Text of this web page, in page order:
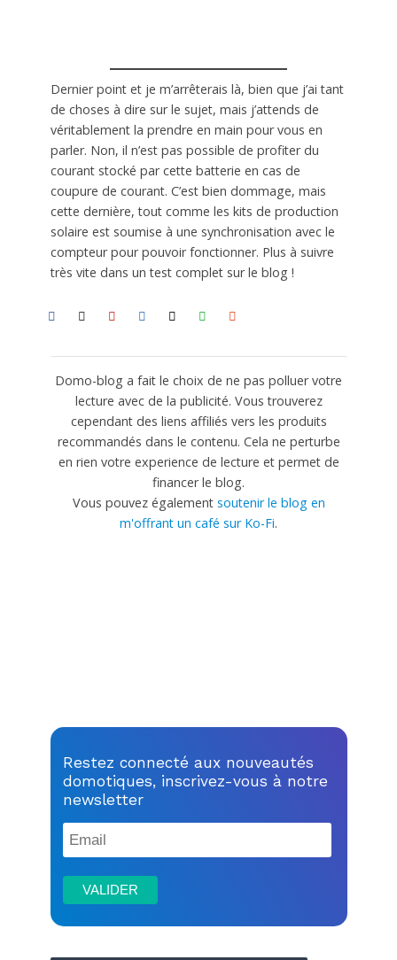
Dernier point et je m’arrêterais là, bien que j’ai tant
de choses à dire sur le sujet, mais j’attends de
véritablement la prendre en main pour vous en
parler. Non, il n’est pas possible de profiter du
courant stocké par cette batterie en cas de
coupure de courant. C’est bien dommage, mais
cette dernière, tout comme les kits de production
solaire est soumise à une synchronisation avec le
compteur pour pouvoir fonctionner. Plus à suivre
très vite dans un test complet sur le blog !
Domo-blog a fait le choix de ne pas polluer votre
lecture avec de la publicité. Vous trouverez
cependant des liens affiliés vers les produits
recommandés dans le contenu. Cela ne perturbe
en rien votre experience de lecture et permet de
financer le blog.
Vous pouvez également soutenir le blog en
m'offrant un café sur Ko-Fi.
Restez connecté aux nouveautés
domotiques, inscrivez-vous à notre
newsletter